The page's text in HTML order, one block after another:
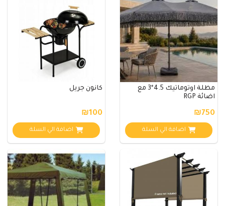
مظلة اوتوماتيك 4.5*3 مع
اضائة RGP
₪750
اضافة الي السلة
كانون جريل
₪100
اضافة الي السلة